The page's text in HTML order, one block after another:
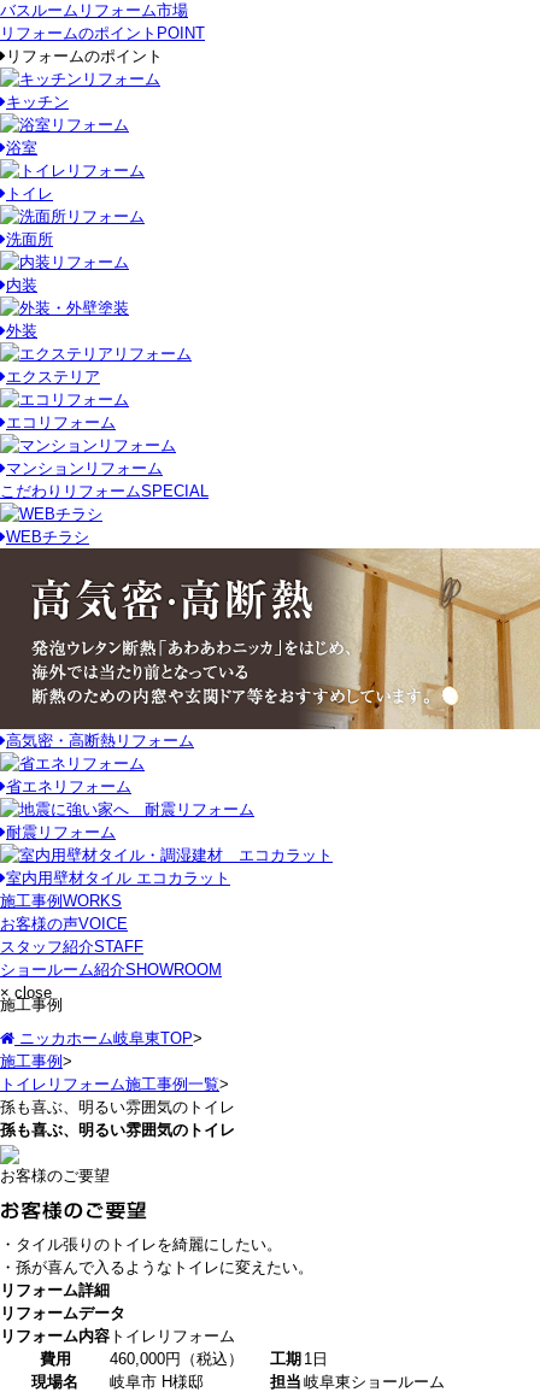
バスルームリフォーム市場
リフォームのポイント POINT
リフォームのポイント
キッチン
浴室
トイレ
洗面所
内装
外装
エクステリア
エコリフォーム
マンションリフォーム
こだわりリフォームSPECIAL
WEBチラシ
高気密・高断熱リフォーム
省エネリフォーム
耐震リフォーム
室内用壁材タイル エコカラット
施工事例 WORKS
お客様の声VOICE
スタッフ紹介STAFF
ショールーム紹介SHOWROOM
× close
施工事例
ニッカホーム岐阜東TOP>
施工事例 >
トイレリフォーム施工事例一覧>
孫も喜ぶ、明るい雰囲気のトイレ
孫も喜ぶ、明るい雰囲気のトイレ
お客様のご要望
・タイル張りのトイレを綺麗にしたい。
・孫が喜んで入るようなトイレに変えたい。
リフォーム詳細
リフォームデータ
リフォーム内容 トイレリフォーム
費用
460,000円（税込） 工期 1日
現場名
岐阜市 H様邸 担当 岐阜東ショールーム